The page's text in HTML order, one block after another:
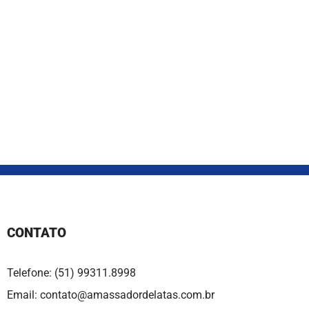
CONTATO
Telefone: (51) 99311.8998
Email: contato@amassadordelatas.com.br